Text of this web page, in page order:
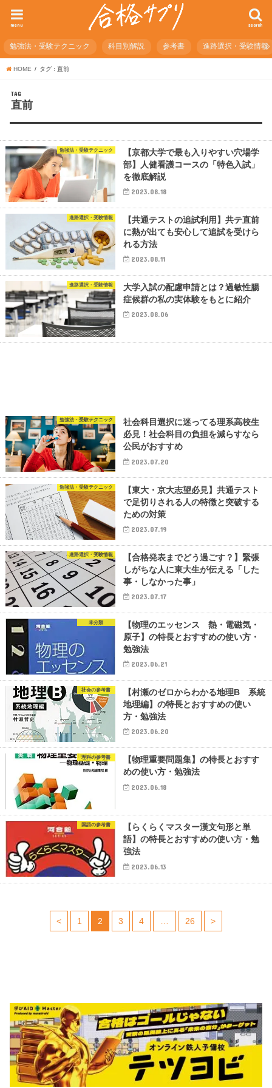
search
menu
勉強法・受験テクニック 科目別解説 参考書 進路選択・受験情報
HOME タグ : 直前
TAG
直前
勉強法・受験テクニック
【京都大学で最も入りやすい穴場学
部】人健看護コースの「特色入試」
を徹底解説
2023.08.18
進路選択・受験情報
【共通テストの追試利用】共テ直前
に熱が出ても安心して追試を受けら
れる方法
2023.08.11
進路選択・受験情報
大学入試の配慮申請とは？過敏性腸
症候群の私の実体験をもとに紹介
2023.08.06
勉強法・受験テクニック
社会科目選択に迷ってる理系高校生
必見！社会科目の負担を減らすなら
公民がおすすめ
2023.07.20
勉強法・受験テクニック
【東大・京大志望必見】共通テスト
で足切りされる人の特徴と突破する
ための対策
2023.07.19
進路選択・受験情報
【合格発表までどう過ごす？】緊張
しがちな人に東大生が伝える「した
事・しなかった事」
2023.07.17
未分類
【物理のエッセンス 熱・電磁気・
原子】の特長とおすすめの使い方・
勉強法
2023.06.21
社会の参考書
【村瀬のゼロからわかる地理B 系統
地理編】の特長とおすすめの使い
方・勉強法
2023.06.20
理科の参考書
【物理重要問題集】の特長とおすす
めの使い方・勉強法
2023.06.18
国語の参考書
【らくらくマスター漢文句形と単
語】の特長とおすすめの使い方・勉
強法
2023.06.13
< 1 2 3 4 26 >